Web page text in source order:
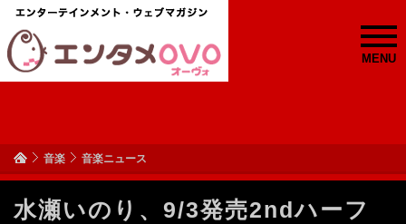
MENU
音楽 音楽ニュース
水瀬いのり、9/3発売2ndハーフ